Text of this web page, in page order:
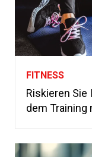
FITNESS
Riskieren Sie
dem Training